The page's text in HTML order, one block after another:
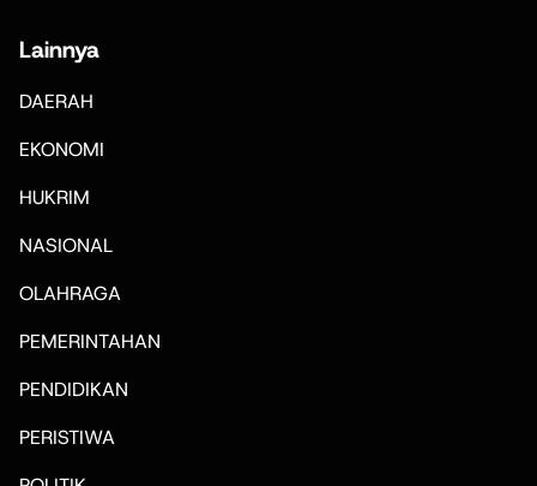
Lainnya
DAERAH
EKONOMI
HUKRIM
NASIONAL
OLAHRAGA
PEMERINTAHAN
PENDIDIKAN
PERISTIWA